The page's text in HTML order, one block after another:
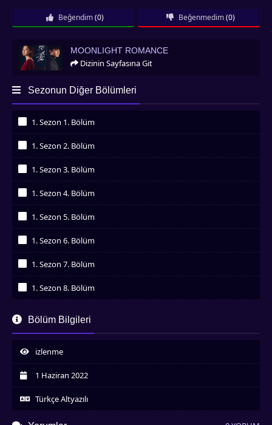
Beğendim (0) Beğenmedim (0)
Moonlight Romance
MOONLIGHT ROMANCE
Dizinin Sayfasına Git
Sezonun Diğer Bölümleri
1. Sezon 1. Bölüm
1. Sezon 2. Bölüm
1. Sezon 3. Bölüm
1. Sezon 4. Bölüm
1. Sezon 5. Bölüm
1. Sezon 6. Bölüm
1. Sezon 7. Bölüm
1. Sezon 8. Bölüm
İzledim
İzledim
1. Sezon 10. Bölüm
İzledim
İzledim
İzledim
1. Sezon 13. Bölüm
Bölüm Bilgileri
izlenme
1 Haziran 2022
Türkçe Altyazılı